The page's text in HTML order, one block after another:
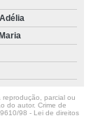
parcial ou
do autor. Crime de
98 - Lei de direitos